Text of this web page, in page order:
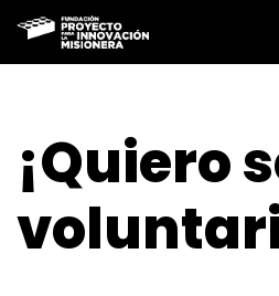
Ir
¡Quiero